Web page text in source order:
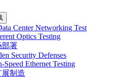
Center Networking Test
Optics Testing
部署
Security Defenses
Speed Ethernet Testing
展制造